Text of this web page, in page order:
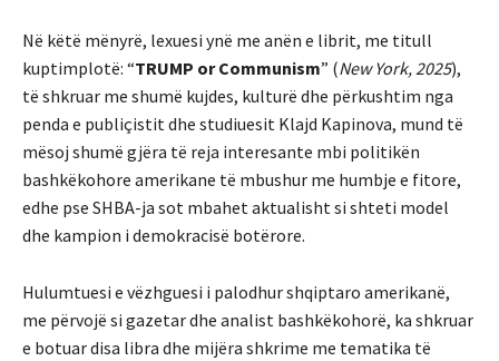
Në këtë mënyrë, lexuesi ynë me anën e librit, me titull
kuptimplotë: “TRUMP or Communism” (New York, 2025),
të shkruar me shumë kujdes, kulturë dhe përkushtim nga
penda e publiçistit dhe studiuesit Klajd Kapinova, mund të
mësoj shumë gjëra të reja interesante mbi politikën
bashkëkohore amerikane të mbushur me humbje e fitore,
edhe pse SHBA-ja sot mbahet aktualisht si shteti model
dhe kampion i demokracisë botërore.
Hulumtuesi e vëzhguesi i palodhur shqiptaro amerikanë,
me përvojë si gazetar dhe analist bashkëkohorë, ka shkruar
e botuar disa libra dhe mijëra shkrime me tematika të